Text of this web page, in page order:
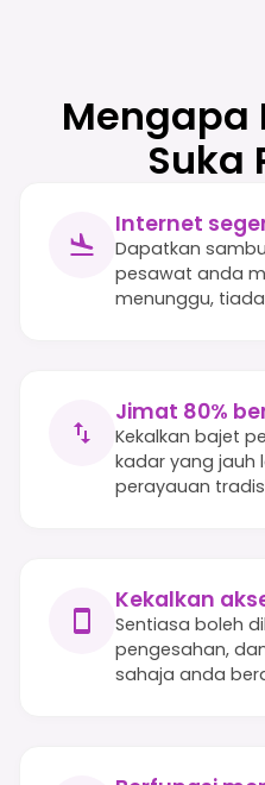
Mengapa
Suka
Internet
Dapatkan
pesawat anda
menunggu,
Jimat 80%
Kekalkan bajet
kadar yang jauh
perayauan
Kekalkan
Sentiasa boleh
pengesahan,
sahaja anda